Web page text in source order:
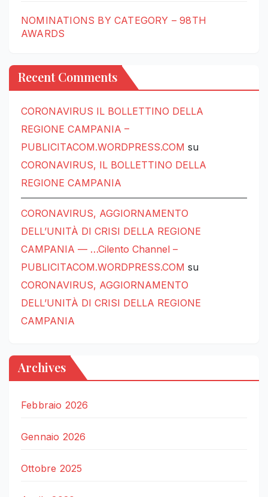
NOMINATIONS BY CATEGORY – 98TH
AWARDS
Recent Comments
CORONAVIRUS IL BOLLETTINO DELLA
REGIONE CAMPANIA –
PUBLICITACOM.WORDPRESS.COM su
CORONAVIRUS, IL BOLLETTINO DELLA
REGIONE CAMPANIA
CORONAVIRUS, AGGIORNAMENTO
DELL’UNITÀ DI CRISI DELLA REGIONE
CAMPANIA — …Cilento Channel –
PUBLICITACOM.WORDPRESS.COM su
CORONAVIRUS, AGGIORNAMENTO
DELL’UNITÀ DI CRISI DELLA REGIONE
CAMPANIA
Archives
Febbraio 2026
Gennaio 2026
Ottobre 2025